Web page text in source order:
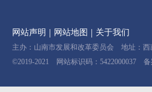
网站声明 | 网站地图 | 关于我们
主办：山南市发展和改革委员会 地址：西
©2019-2021 网站标识码：5422000037 备